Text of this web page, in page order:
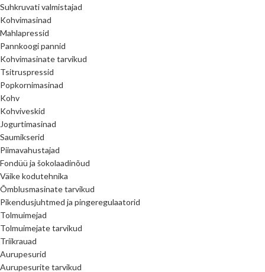
Suhkruvati valmistajad
Kohvimasinad
Mahlapressid
Pannkoogi pannid
Kohvimasinate tarvikud
Tsitruspressid
Popkornimasinad
Kohv
Kohviveskid
Jogurtimasinad
Saumikserid
Piimavahustajad
Fondüü ja šokolaadinõud
Väike kodutehnika
Õmblusmasinate tarvikud
Pikendusjuhtmed ja pingeregulaatorid
Tolmuimejad
Tolmuimejate tarvikud
Triikrauad
Aurupesurid
Aurupesurite tarvikud